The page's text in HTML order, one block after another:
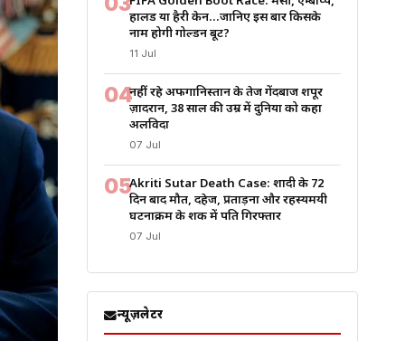
हालैंड या हैरी केन…जानिए इस बार किसके
नाम होगी गोल्डन बूट?
11 Jul
04नहीं रहे अफगानिस्तान के तेज गेंदबाज शपूर
ज़ादरान, 38 साल की उम्र में दुनिया को कहा
अलविदा
07 Jul
05Akriti Sutar Death Case: शादी के 72
दिन बाद मौत, दहेज, प्रताड़ना और रहस्यमयी
घटनाक्रम के शक में पति गिरफ्तार
07 Jul
न्यूज़लेटर